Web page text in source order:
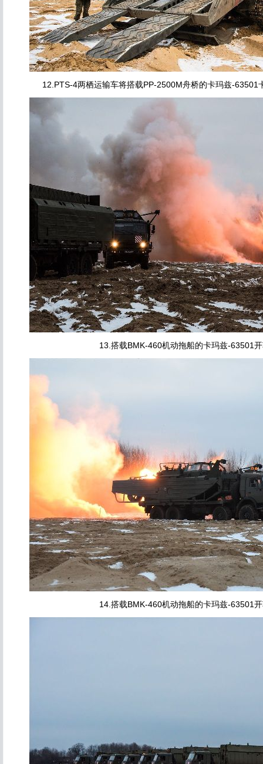
12.PTS-4两栖运输车将搭载PP-2500M舟桥的卡玛兹-63501
13.搭载BMK-460机动拖船的卡玛兹-63501开
14.搭载BMK-460机动拖船的卡玛兹-63501开